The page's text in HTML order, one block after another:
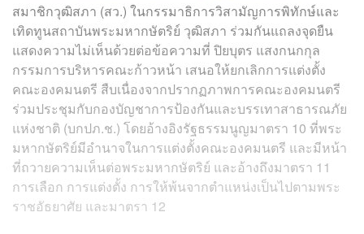
สมาชิกวุฒิสภา (สว.) ในกรรมาธิการวิสามัญการพิทักษ์และ
เทิดทูนสถาบันพระมหากษัตริย์ วุฒิสภา ร่วมกันแถลงจุดยืน
แสดงความไม่เห็นด้วยต่อข้อความที่ ปิยบุตร แสงกนกกุล
กรรมการบริหารคณะก้าวหน้า เสนอให้ยกเลิกการแต่งตั้ง
คณะองคมนตรี สืบเนื่องจากปรากฏภาพการคณะองคมนตรี
ร่วมประชุมกับกองบัญชาการป้องกันและบรรเทาสาธารณภัย
แห่งชาติ (บกปภ.ช.) โดยอ้างอิงรัฐธรรมนูญมาตรา 10 ที่พระ
มหากษัตริย์มีอำนาจในการแต่งตั้งคณะองคมนตรี และมีหน้า
ที่ถวายความเห็นต่อพระมหากษัตริย์ และอ้างถึงมาตรา 11
การเลือก การแต่งตั้ง การให้พ้นจากตำแหน่งเป็นไปตามพระ
ราชอัธยาศัย และมาตรา 12